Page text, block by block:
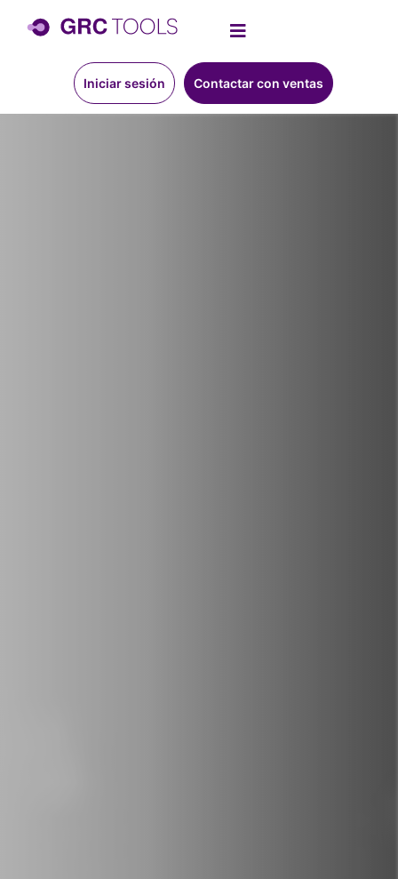
Iniciar sesión Contactar con ventas